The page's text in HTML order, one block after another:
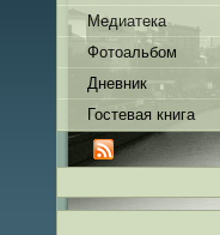
Медиатека
Фотоальбом
Дневник
Гостевая книга